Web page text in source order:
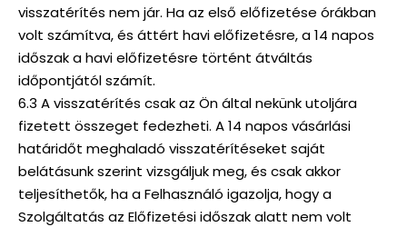
visszatérítés nem jár. Ha az első előfizetése órákban
volt számítva, és áttért havi előfizetésre, a 14 napos
időszak a havi előfizetésre történt átváltás
időpontjától számít.
6.3 A visszatérítés csak az Ön által nekünk utoljára
fizetett összeget fedezheti. A 14 napos vásárlási
határidőt meghaladó visszatérítéseket saját
belátásunk szerint vizsgáljuk meg, és csak akkor
teljesíthetők, ha a Felhasználó igazolja, hogy a
Szolgáltatás az Előfizetési időszak alatt nem volt